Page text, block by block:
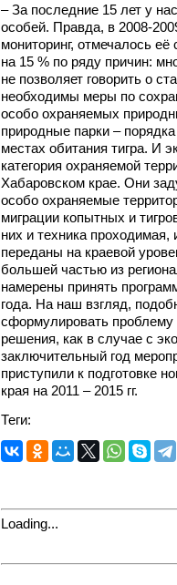
– За последние 15 лет у
особей. Правда, в 2008-
мониторинг, отмечалось
на 15 % по ряду причин:
не позволяет говорить о
необходимы меры по
особо охраняемых
природные парки –
местах обитания тигра. И
категория охраняемой
Хабаровском крае. Они
особо охраняемые
миграции копытных и
них и техника
переданы на краевой
большей частью из
намерены принять
года. На наш взгляд,
сформулировать проблему
решения, как в случае с
заключительный год
приступили к подготовке
края на 2011 – 2015 гг.
Теги:
Loading...